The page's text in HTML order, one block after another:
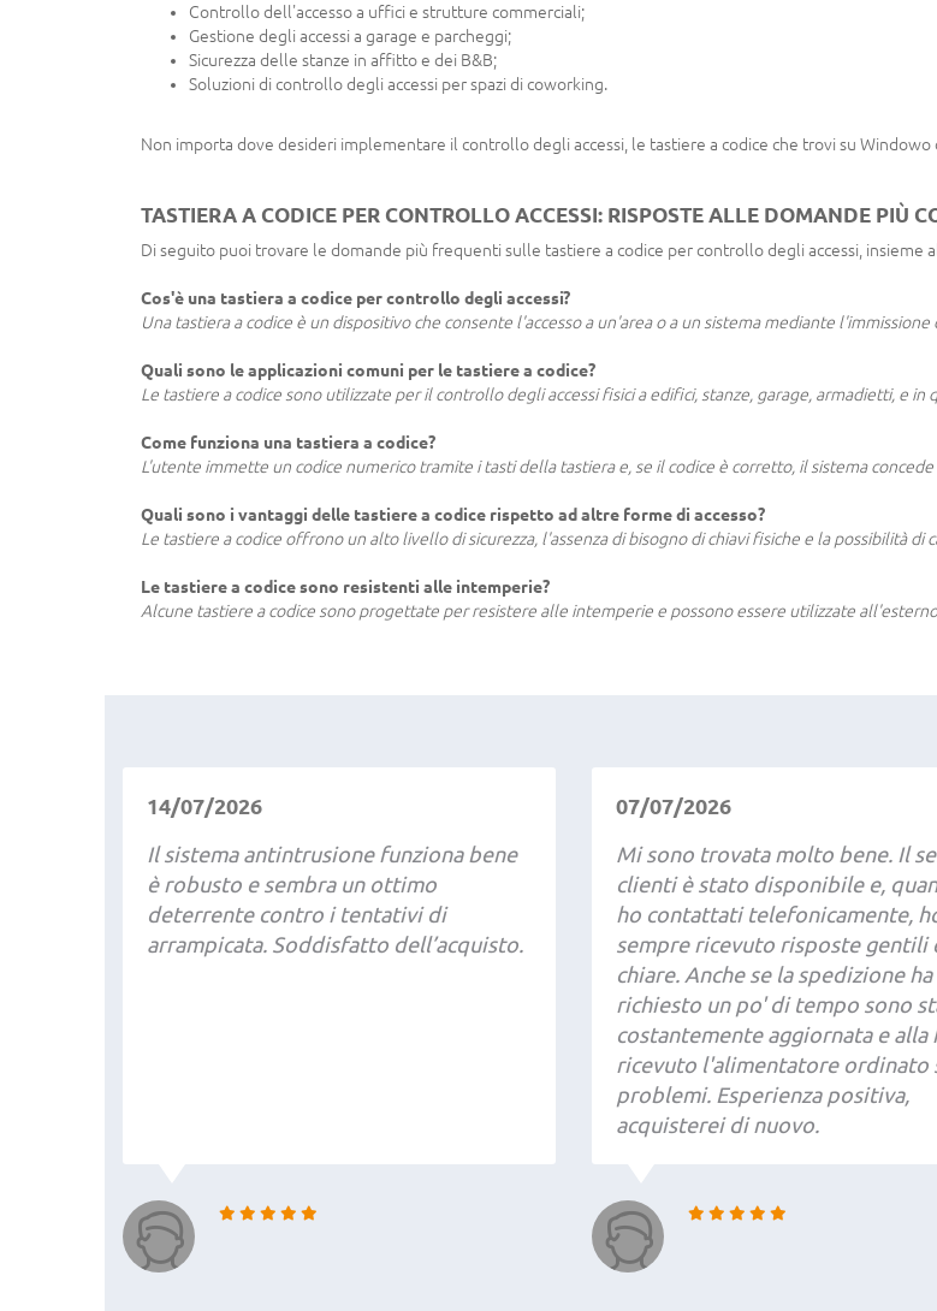
Controllo dell'accesso a uffici e strutture commerciali;
Gestione degli accessi a garage e parcheggi;
Sicurezza delle stanze in affitto e dei B&B;
Soluzioni di controllo degli accessi per spazi di coworking.
Non importa dove desideri implementare il controllo degli accessi, le tastiere a codice che trovi su
TASTIERA A CODICE PER CONTROLLO ACCESSI: RISPOSTE ALLE DOMANDE PIÙ
Di seguito puoi trovare le domande più frequenti sulle tastiere a codice per controllo degli accessi, insieme
Cos'è una tastiera a codice per controllo degli accessi?
Una tastiera a codice è un dispositivo che consente l'accesso a un'area o a un sistema mediante
Quali sono le applicazioni comuni per le tastiere a codice?
Le tastiere a codice sono utilizzate per il controllo degli accessi fisici a edifici, stanze, garage, armadietti, e in
Come funziona una tastiera a codice?
L'utente immette un codice numerico tramite i tasti della tastiera e, se il codice è corretto, il sistema concede
Quali sono i vantaggi delle tastiere a codice rispetto ad altre forme di accesso?
Le tastiere a codice offrono un alto livello di sicurezza, l'assenza di bisogno di chiavi fisiche e la possibilità di
Le tastiere a codice sono resistenti alle intemperie?
Alcune tastiere a codice sono progettate per resistere alle intemperie e possono essere utilizzate
14/07/2026
Il sistema antintrusione funziona bene
è robusto e sembra un ottimo
deterrente contro i tentativi di
arrampicata. Soddisfatto dell’acquisto.
07/07/2026
Mi sono trovata molto bene. Il
clienti è stato disponibile e,
ho contattati telefonicamente,
sempre ricevuto risposte gentili
chiare. Anche se la spedizione ha
richiesto un po' di tempo sono
costantemente aggiornata e alla
ricevuto l'alimentatore ordinato
problemi. Esperienza positiva,
acquisterei di nuovo.